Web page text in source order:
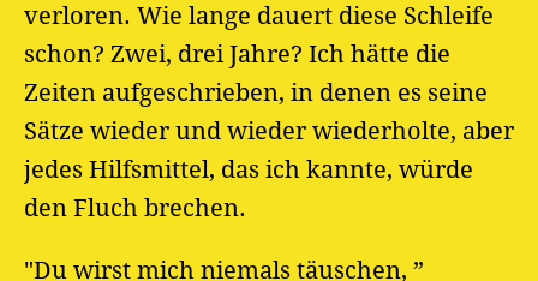
verloren. Wie lange dauert diese Schleife
schon? Zwei, drei Jahre? Ich hätte die
Zeiten aufgeschrieben, in denen es seine
Sätze wieder und wieder wiederholte, aber
jedes Hilfsmittel, das ich kannte, würde
den Fluch brechen.
"Du wirst mich niemals täuschen, ”